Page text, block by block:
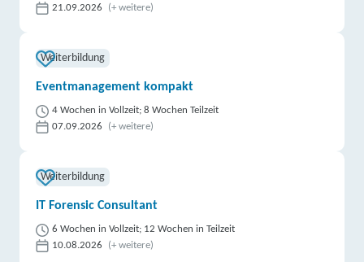
21.09.2026
(+ weitere)
Weiterbildung
Eventmanagement kompakt
4 Wochen in Vollzeit; 8 Wochen Teilzeit
07.09.2026
(+ weitere)
Weiterbildung
IT Forensic Consultant
6 Wochen in Vollzeit; 12 Wochen in Teilzeit
10.08.2026
(+ weitere)